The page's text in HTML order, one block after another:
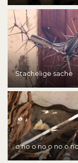
Stachelige sache
o no o no o no o